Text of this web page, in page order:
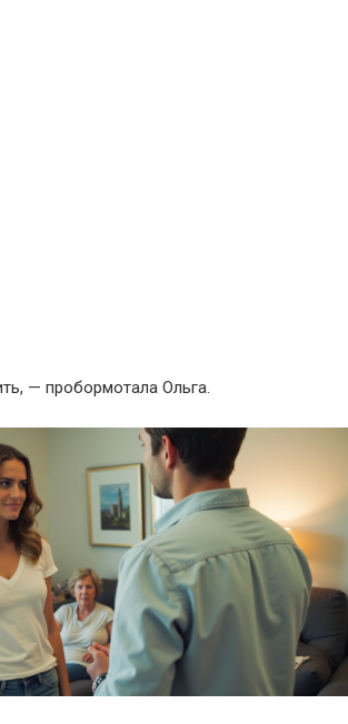
— пробормотала Ольга.